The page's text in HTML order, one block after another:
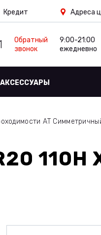
Кредит Адреса
Обратный
звонок
9:00-21:00
ежедневно
АКСЕССУАРЫ
АТ
110H